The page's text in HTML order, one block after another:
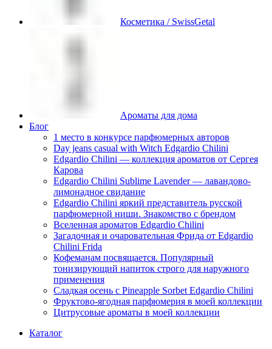
Косметика / SwissGetal
Ароматы для дома
Блог
1 место в конкурсе парфюмерных авторов
Day jeans casual with Witch Edgardio Chilini
Edgardio Chilini — коллекция ароматов от Сергея
Карова
Edgardio Chilini Sublime Lavender — лавандово-
лимонадное свидание
Edgardio Chilini яркий представитель русской
парфюмерной ниши. Знакомство с брендом
Вселенная ароматов Edgardio Chilini
Загадочная и очаровательная Фрида от Edgardio
Chilini Frida
Кофеманам посвящается. Популярный
тонизирующий напиток строго для наружного
применения
Сладкая осень с Pineapple Sorbet Edgardio Chilini
Фруктово-ягодная парфюмерия в моей коллекции
​Цитрусовые ароматы в моей коллекции
Каталог